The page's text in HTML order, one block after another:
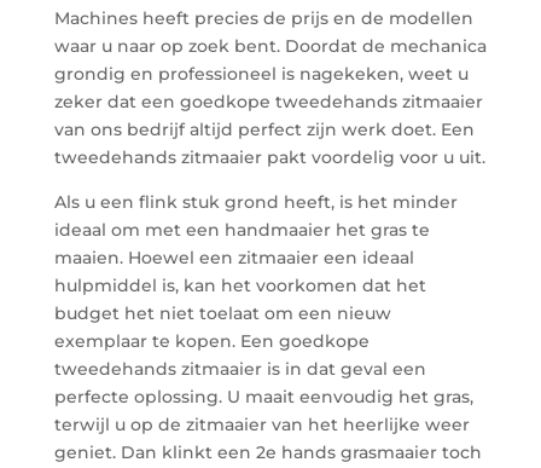
Machines heeft precies de prijs en de modellen
waar u naar op zoek bent. Doordat de mechanica
grondig en professioneel is nagekeken, weet u
zeker dat een goedkope tweedehands zitmaaier
van ons bedrijf altijd perfect zijn werk doet. Een
tweedehands zitmaaier pakt voordelig voor u uit.
Als u een flink stuk grond heeft, is het minder
ideaal om met een handmaaier het gras te
maaien. Hoewel een zitmaaier een ideaal
hulpmiddel is, kan het voorkomen dat het
budget het niet toelaat om een nieuw
exemplaar te kopen. Een goedkope
tweedehands zitmaaier is in dat geval een
perfecte oplossing. U maait eenvoudig het gras,
terwijl u op de zitmaaier van het heerlijke weer
geniet. Dan klinkt een 2e hands grasmaaier toch